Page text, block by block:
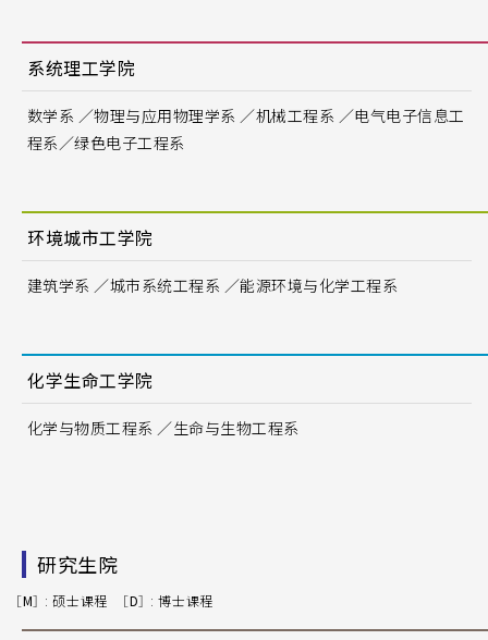
系统理工学院
数学系 ／物理与应用物理学系 ／机械工程系 ／电气电子信息工
程系／绿色电子工程系
环境城市工学院
建筑学系 ／城市系统工程系 ／能源环境与化学工程系
化学生命工学院
化学与物质工程系 ／生命与生物工程系
研究生院
［M］ : 硕士课程 ［D］ : 博士课程